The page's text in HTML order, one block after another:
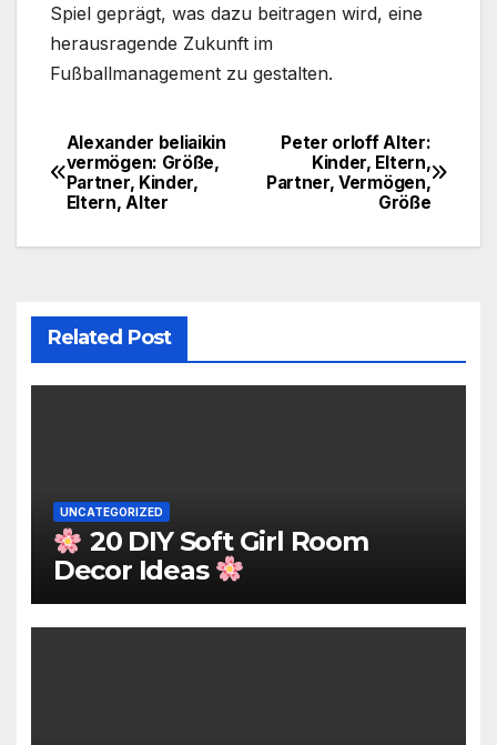
Spiel geprägt, was dazu beitragen wird, eine
herausragende Zukunft im
Fußballmanagement zu gestalten.
Post
navigation
Peter orloff Alter:
Kinder, Eltern,
Partner, Vermögen,
Größe
Alexander beliaikin
vermögen: Größe,
Partner, Kinder,
Eltern, Alter
Related Post
UNCATEGORIZED
20 DIY Soft Girl Room
Decor Ideas